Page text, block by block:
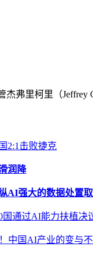
杰弗里柯里（
2:1击败捷克
润降
AI强大的数据处置取
国通过AI能力扶植决
中国AI产业的变与